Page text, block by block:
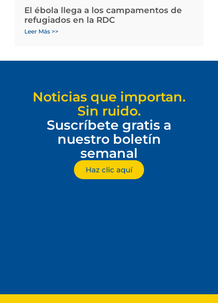
El ébola llega a los campamentos de
refugiados en la RDC
Leer Más >>
Noticias que importan.
Sin ruido.
Suscríbete gratis a
nuestro boletín
semanal
Haz clic aquí